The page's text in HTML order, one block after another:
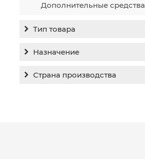
Дополнительные средства
Тип товара
Концентрат
Назначение
Страна производства